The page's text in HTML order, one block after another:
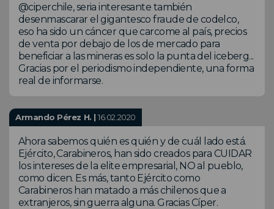
@ciperchile, seria interesante también
desenmascarar el gigantesco fraude de codelco,
eso ha sido un cáncer que carcome al país, precios
de venta por debajo de los de mercado para
beneficiar a las mineras es solo la punta del iceberg...
Gracias por el periodismo independiente, una forma
real de informarse.
Armando Pérez H. |16.02.2020
Ahora sabemos quién es quién y de cuál lado está.
Ejército, Carabineros, han sido creados para CUIDAR
los intereses de la elite empresarial, NO al pueblo,
como dicen. Es más, tanto Ejército como
Carabineros han matado a más chilenos que a
extranjeros, sin guerra alguna. Gracias Cíper.